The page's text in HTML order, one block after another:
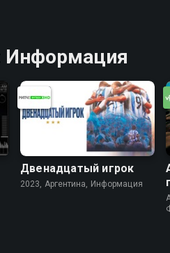
Информация
Двенадцатый игрок
2023, Аргентина, Информация